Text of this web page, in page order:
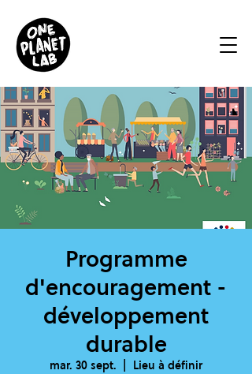
Programme
d'encouragement -
développement
durable
mar. 30 sept.
Lieu à définir